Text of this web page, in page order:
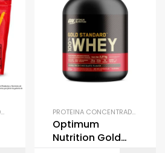
PROTEINA CONCENTRADO PROTEINA CONCENTRADO
Optimum
Nutrition Gold